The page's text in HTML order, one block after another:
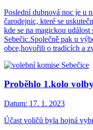
Poslední dubnová noc je u
čarodejnic, které se
kde se na magickou
Sebečic.Společně pak u
obce,hovořili o tradicích a
Proběhlo 1.kolo
Datum: 17. 1. 2023
Účast voličů byla hojná